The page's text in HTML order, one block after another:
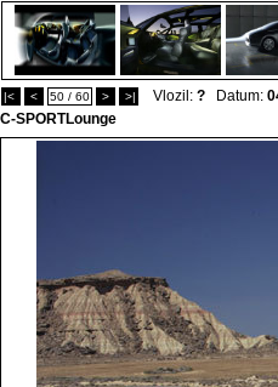
|< < 50 / 60 > >| Vlozil: ? Datum:
C-SPORTLounge